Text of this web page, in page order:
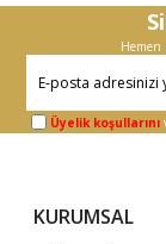
Hemen
Üyelik koşullarını
KURUMSAL